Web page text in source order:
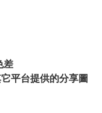
差
平台提供的分享圖